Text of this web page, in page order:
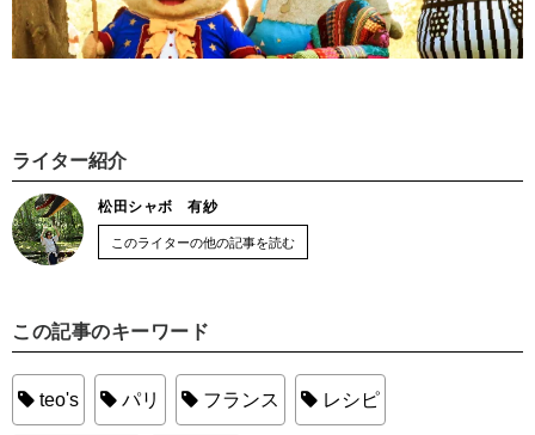
ライター紹介
松田シャボ 有紗
このライターの他の記事を読む
この記事のキーワード
teo's パリ フランス レシピ